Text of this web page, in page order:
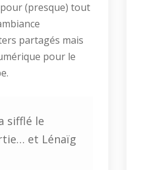
(presque) tout
partagés mais
pour le
sifflé le
et Lénaïg